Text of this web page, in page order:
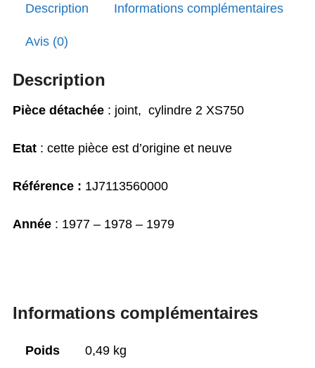
Description Informations complémentaires
Avis (0)
Description
Pièce détachée : joint, cylindre 2 XS750
Etat : cette pièce est d’origine et neuve
Référence : 1J7113560000
Année : 1977 – 1978 – 1979
Informations complémentaires
Poids 0,49 kg